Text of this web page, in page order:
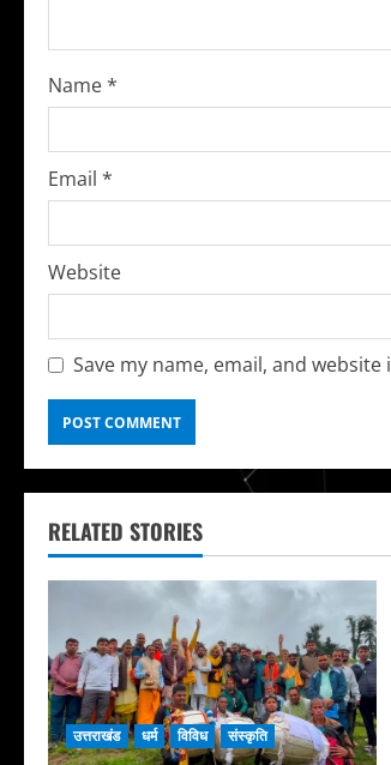
d
i
n
g
Name*
Email *
Website
Save my name, email, and
RELATED STORIES
उत्तराखंड धर्म विविध
संस्कृति